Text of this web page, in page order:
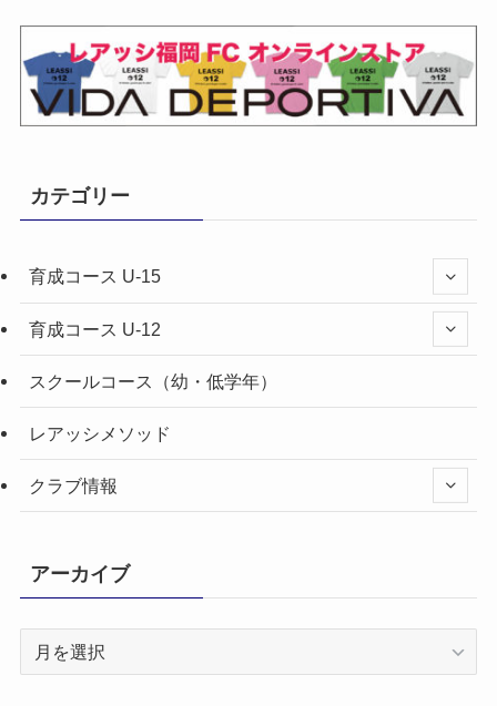
カテゴリー
育成コース U-15
育成コース U-12
スクールコース（幼・低学年）
レアッシメソッド
クラブ情報
アーカイブ